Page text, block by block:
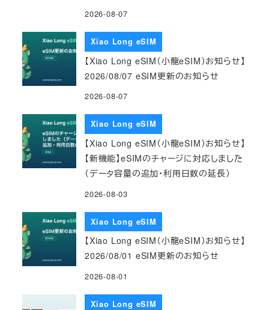
2026-08-07
Xiao Long eSIM
【Xiao Long eSIM（小龍eSIM）お知らせ】
2026/08/07 eSIM更新のお知らせ
2026-08-07
Xiao Long eSIM
【Xiao Long eSIM（小龍eSIM）お知らせ】
【新機能】eSIMのチャージに対応しました
（データ容量の追加・利用日数の延長）
2026-08-03
Xiao Long eSIM
【Xiao Long eSIM（小龍eSIM）お知らせ】
2026/08/01 eSIM更新のお知らせ
2026-08-01
Xiao Long eSIM